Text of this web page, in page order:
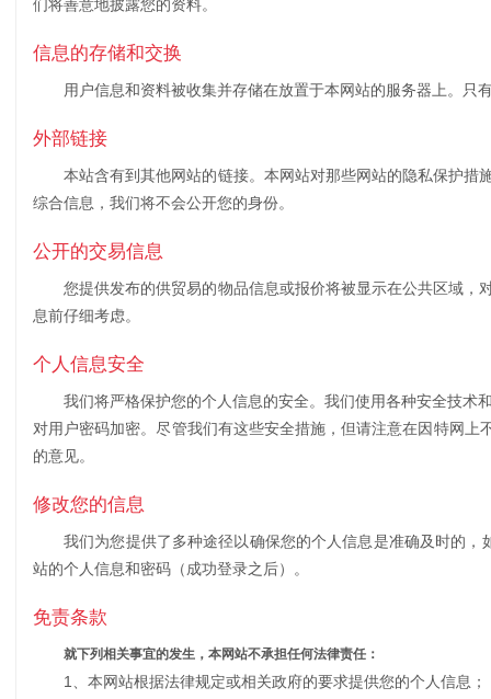
们将善意地披露您的资料。
信息的存储和交换
用户信息和资料被收集并存储在放置于本网站的服务器上。
外部链接
本站含有到其他网站的链接。本网站对那些网站的隐私保护
综合信息，我们将不会公开您的身份。
公开的交易信息
您提供发布的供贸易的物品信息或报价将被显示在公共区域
息前仔细考虑。
个人信息安全
我们将严格保护您的个人信息的安全。我们使用各种安全技术
对用户密码加密。尽管我们有这些安全措施，但请注意在因特网
的意见。
修改您的信息
我们为您提供了多种途径以确保您的个人信息是准确及时的
站的个人信息和密码（成功登录之后）。
免责条款
就下列相关事宜的发生，本网站不承担任何法律责任：
1、本网站根据法律规定或相关政府的要求提供您的个人信息；